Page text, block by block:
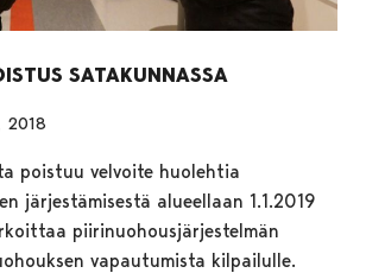
SATAKUNNASSA
2018
poistuu velvoite huolehtia
järjestämisestä alueellaan 1.1.2019
piirinuohousjärjestelmän
vapautumista kilpailulle.